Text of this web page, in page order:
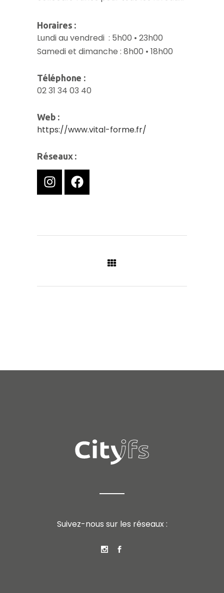
Horaires :
Lundi au vendredi : 5h00 • 23h00
Samedi et dimanche : 8h00 • 18h00
Téléphone :
02 31 34 03 40
Web :
https://www.vital-forme.fr/
Réseaux :
Suivez-nous sur les réseaux :